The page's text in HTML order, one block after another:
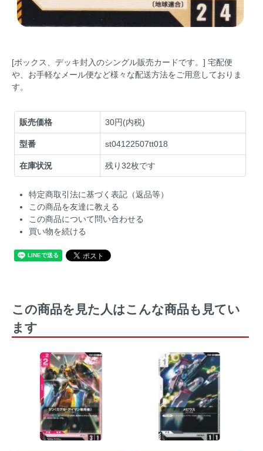
[ボックス、デッキ封入のシングル販売カードです。] 宅配便
や、お手軽なメール便など様々な配送方法をご用意しておりま
す。
販売価格 30円(内税)
型番 st04122507tt018
在庫状況 残り32枚です
特定商取引法に基づく表記（返品等）
この商品を友達に教える
この商品について問い合わせる
買い物を続ける
この商品を見た人はこんな商品も見てい
ます